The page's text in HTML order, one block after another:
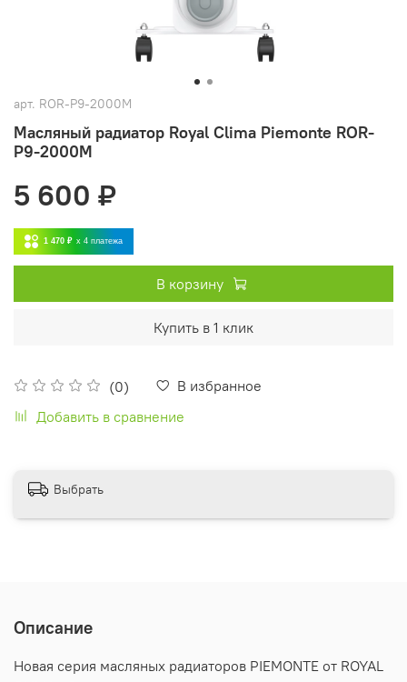
арт. ROR-P9-2000M
Масляный радиатор Royal Clima Piemonte ROR-
P9-2000M
(0)
В избранное
Добавить в сравнение
5 600 ₽
1 470 ₽ x 4 платежа
В корзину
Купить в 1 клик
Выбрать
Описание
Новая серия масляных радиаторов PIEMONTE от ROYAL